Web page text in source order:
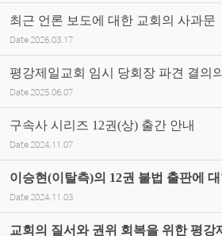
최근 언론 보도에 대한 교회의 사과문
Date 2026.03.17
평강제일교회 임시 당회장 파견 결의
Date 2025.06.07
구속사 시리즈 12권(상) 출간 안내
Date 2024.11.07
이승현(이탈측)의 12권 불법 출판에
Date 2024.11.03
교회의 질서와 권위 회복을 위한 평강